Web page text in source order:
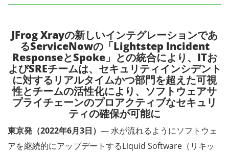
JFrog Xrayの新しいインテグレーションであ
るServiceNowの「Lightstep Incident
ResponseとSpoke」との統合により、ITお
よびSREチームは、セキュリティインシデント
に対するリアルタイムかつ部門を超えた可視
性とチームの活性化により、ソフトウェアサ
プライチェーンのプロアクティブなセキュリ
ティの確保が可能に
東京発（2022年6月3日） ― 水が流れるようにソフトウェ
アを継続的にアップデートするLiquid Software（リキッ